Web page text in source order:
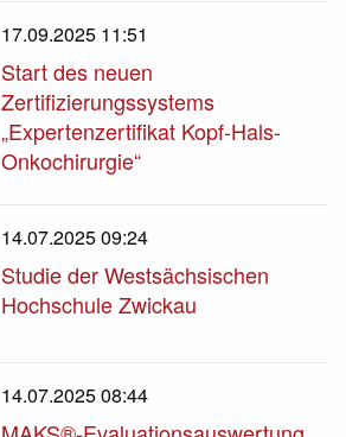
17.09.2025 11:51
Start des neuen
Zertifizierungssystems
„Expertenzertifikat Kopf-Hals-
Onkochirurgie“
14.07.2025 09:24
Studie der Westsächsischen
Hochschule Zwickau
14.07.2025 08:44